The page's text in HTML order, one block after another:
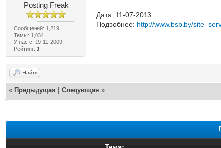
Posting Freak
Сообщений: 1,219
Темы: 1,034
У нас с: 19-11-2009
Рейтинг: 0
Дата: 11-07-2013
Подробнее: http://www.bsb.by/
Найти
« Предыдущая Следующая »